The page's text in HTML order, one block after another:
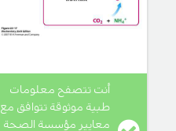
أنت تتصفح معلومات
طبية موثوقة تتوافق مع
معايير مؤسسة الصحة